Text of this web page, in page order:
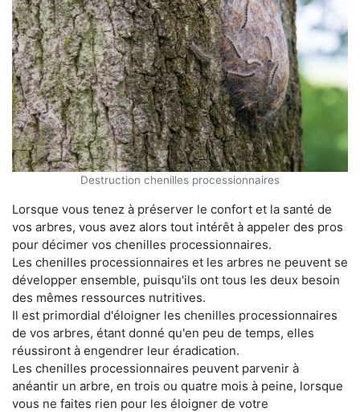
Destruction chenilles processionnaires
Lorsque vous tenez à préserver le confort et la santé de
vos arbres, vous avez alors tout intérêt à appeler des pros
pour décimer vos chenilles processionnaires.
Les chenilles processionnaires et les arbres ne peuvent se
développer ensemble, puisqu'ils ont tous les deux besoin
des mêmes ressources nutritives.
Il est primordial d'éloigner les chenilles processionnaires
de vos arbres, étant donné qu'en peu de temps, elles
réussiront à engendrer leur éradication.
Les chenilles processionnaires peuvent parvenir à
anéantir un arbre, en trois ou quatre mois à peine, lorsque
vous ne faites rien pour les éloigner de votre